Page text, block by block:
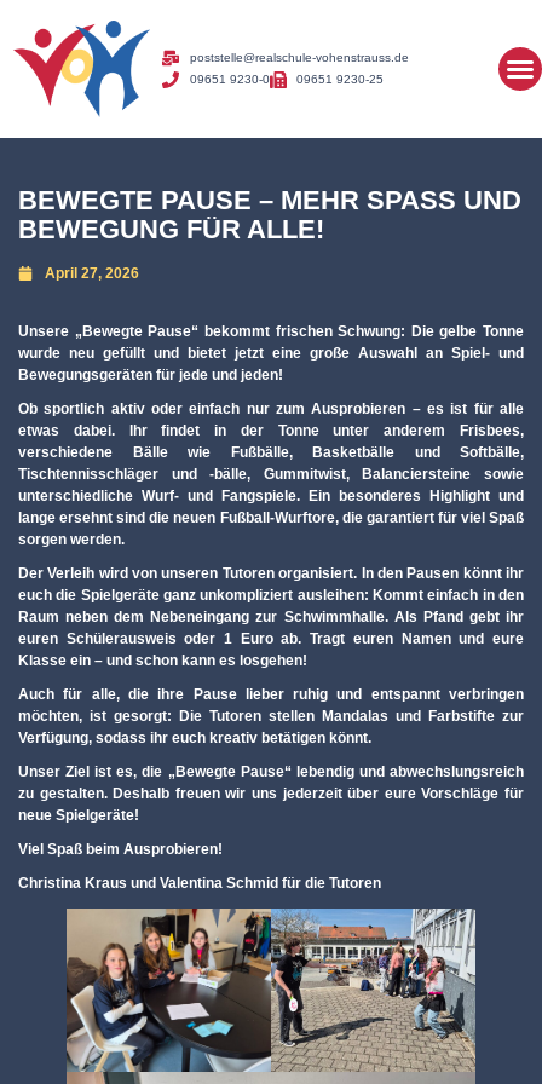
poststelle@realschule-vohenstrauss.de
09651 9230-0
09651 9230-25
BEWEGTE PAUSE – MEHR SPASS UND B
EWEGUNG FÜR ALLE!
April 27, 2026
Unsere „Bewegte Pause“ bekommt frischen Schwung: Die gelbe Tonne
wurde neu gefüllt und bietet jetzt eine große Auswahl an Spiel- und
Bewegungsgeräten für jede und jeden!
Ob sportlich aktiv oder einfach nur zum Ausprobieren – es ist für alle
etwas dabei. Ihr findet in der Tonne unter anderem Frisbees,
verschiedene Bälle wie Fußbälle, Basketbälle und Softbälle,
Tischtennisschläger und -bälle, Gummitwist, Balanciersteine sowie
unterschiedliche Wurf- und Fangspiele. Ein besonderes Highlight und
lange ersehnt sind die neuen Fußball-Wurftore, die garantiert für viel Spaß
sorgen werden.
Der Verleih wird von unseren Tutoren organisiert. In den Pausen könnt ihr
euch die Spielgeräte ganz unkompliziert ausleihen: Kommt einfach in den
Raum neben dem Nebeneingang zur Schwimmhalle. Als Pfand gebt ihr
euren Schülerausweis oder 1 Euro ab. Tragt euren Namen und eure
Klasse ein – und schon kann es losgehen!
Auch für alle, die ihre Pause lieber ruhig und entspannt verbringen
möchten, ist gesorgt: Die Tutoren stellen Mandalas und Farbstifte zur
Verfügung, sodass ihr euch kreativ betätigen könnt.
Unser Ziel ist es, die „Bewegte Pause“ lebendig und abwechslungsreich
zu gestalten. Deshalb freuen wir uns jederzeit über eure Vorschläge für
neue Spielgeräte!
Viel Spaß beim Ausprobieren!
Christina Kraus und Valentina Schmid für die Tutoren